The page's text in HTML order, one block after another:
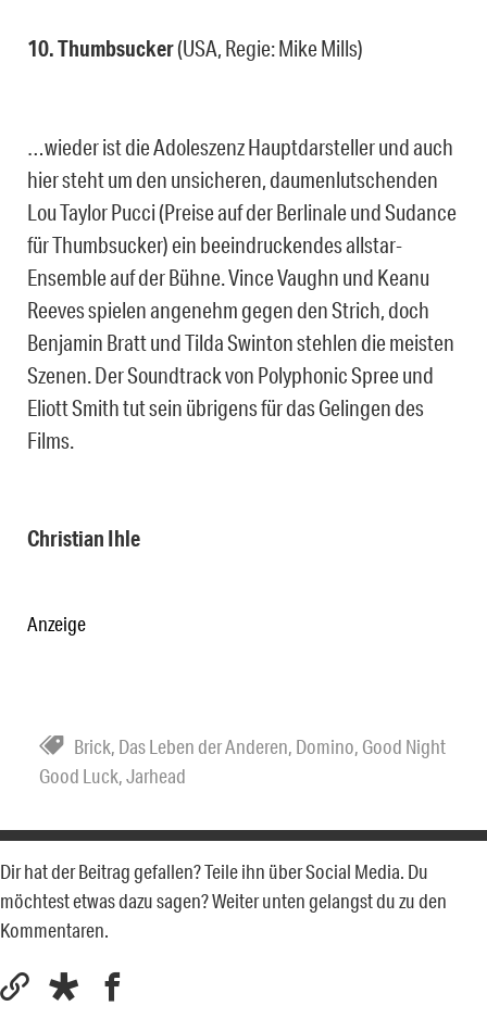
10. Thumbsucker(USA, Regie: Mike Mills)
…wieder ist die Adoleszenz Hauptdarsteller und auch
hier steht um den unsicheren, daumenlutschenden
Lou Taylor Pucci (Preise auf der Berlinale und Sudance
für Thumbsucker) ein beeindruckendes allstar-
Ensemble auf der Bühne. Vince Vaughn und Keanu
Reeves spielen angenehm gegen den Strich, doch
Benjamin Bratt und Tilda Swinton stehlen die meisten
Szenen. Der Soundtrack von Polyphonic Spree und
Eliott Smith tut sein übrigens für das Gelingen des
Films.
Christian Ihle
Anzeige
Brick, Das Leben der Anderen, Domino, Good Night
Good Luck,Jarhead
Dir hat der Beitrag gefallen? Teile ihn über Social Media. Du
möchtest etwas dazu sagen? Weiter unten gelangst du zu den
Kommentaren.